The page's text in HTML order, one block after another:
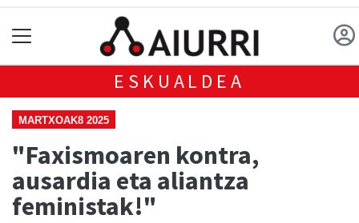
ESKUALDEA
MARTXOAK8 2025
"Faxismoaren kontra,
ausardia eta aliantza
feministak!"